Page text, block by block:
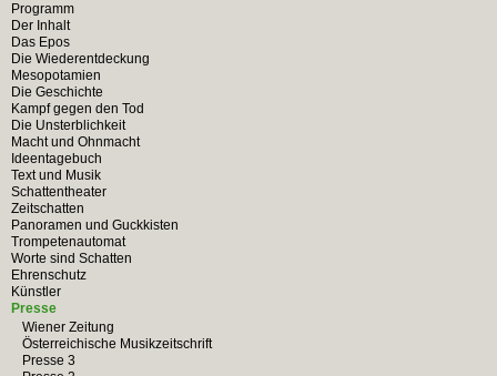
Programm
Der Inhalt
Das Epos
Die Wiederentdeckung
Mesopotamien
Die Geschichte
Kampf gegen den Tod
Die Unsterblichkeit
Macht und Ohnmacht
Ideentagebuch
Text und Musik
Schattentheater
Zeitschatten
Panoramen und Guckkisten
Trompetenautomat
Worte sind Schatten
Ehrenschutz
Künstler
Presse
Wiener Zeitung
Österreichische Musikzeitschrift
Presse 3